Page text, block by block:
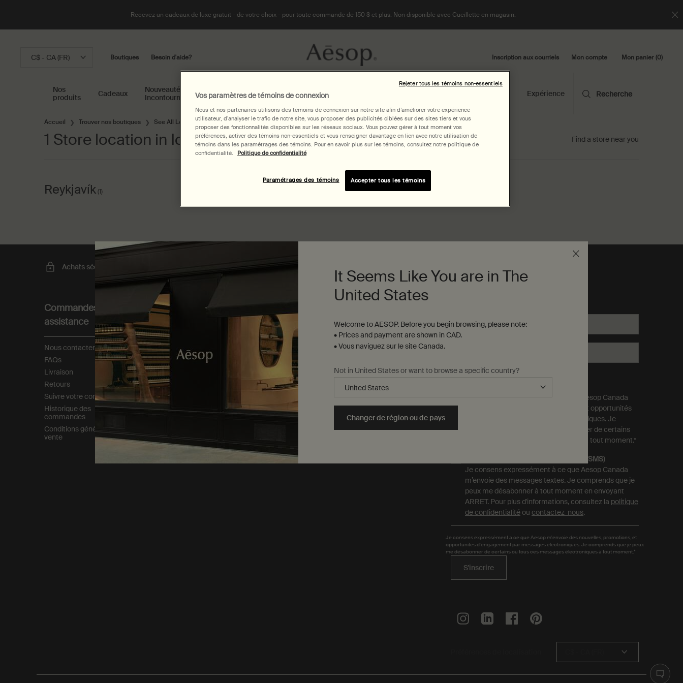
Recevez un cadeaux de luxe gratuit - de votre choix - pour toute commande de 150 $ et plus. Non disponible avec Cueillette en magasin.
C$ - CA (FR) Boutiques Besoin d'aide? Inscription aux courriels Mon compte Mon panier 0
0 product in cart
Nos
produits
Cadeaux
Nouveautés &
Incontournables
Visage
et
Parfums Expérience Recherche
Accueil Trouver nos boutiques See All Locations Iceland
1 Store location in Iceland Find a store near you
Reykjavík(1)
Achats sécurisés
Commandes et
assistance
Nous contacter
FAQs
Livraison
Retours
Suivre votre commandes
Historique des
commandes
Conditions générales de
vente
À propos d'Aesop
À propos
La Fondation Aesop
Carrières
Déclaration sur l'esclavage
moderne
Politique de confidentialité
Rappel de produits
Énoncé d'Accessibilité
témoins
durable
Tous les produits Aesop
sont vegan ; nous ne
testons aucun d’entre eux
(ni aucun de leurs
ingrédients) sur les
animaux. Nous détenons
les certifications Leaping
Votre courriel*
Oui, je m’inscris aux
Je consens expressément à ce que Aesop Canada
m'envoie des nouvelles, promotions, et opportunités
d'engagement par messages électroniques. Je
comprends que je peux me désabonner de certains
ou tous ces messages électroniques à tout moment.*
messages textes (SMS)
Je consens expressément à ce que Aesop Canada
m’envoie des messages textes. Je comprends que je
peux me désabonner à tout moment en envoyant
ARRET. Pour plus d'informations, consultez la politique
de confidentialitéou contactez-nous.
Je consens expressément a ce que Aesop m'envoie des nouvelles, promotions, et
opportunités d'engagement par messages électroniques. Je comprends que je peux
me désabonner de certains ou tous ces messages électroniques à tout moment.*
S'inscrire
Vos paramètres de témoins de connexion
Nous et nos partenaires utilisons des témoins de connexion sur notre site afin d’améliorer votre expérience
utilisateur, d’analyser le trafic de notre site, vous proposer des publicités ciblées sur des sites tiers et vous
proposer des fonctionnalités disponibles sur les réseaux sociaux. Vous pouvez gérer à tout moment vos
préférences, activer des témoins non-essentiels et vous renseigner davantage en lien avec notre utilisation de
témoins dans les paramétrages des témoins. Pour en savoir plus sur les témoins, consultez notre politique de
confidentialité.
Politique de confidentialité
Paramétrages des témoins Accepter tous les témoins
Rejeter tous les témoins non-essentiels
It Seems Like You are in The
United States
Welcome to AESOP. Before you begin browsing, please note:
• Prices and payment are shown in CAD.
• Vous naviguez sur le site Canada.
Not in United States or want to browse a specific country?
Changer de région ou de pays